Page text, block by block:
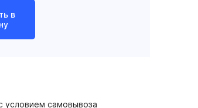
в
условием самовывоза